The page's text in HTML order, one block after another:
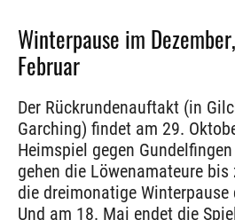
Winterpause im
Februar
Der Rückrundenauftakt (in
Garching) findet am 29.
Heimspiel gegen
gehen die Löwenamateure
die dreimonatige Winterpause
Und am 18. Mai endet die